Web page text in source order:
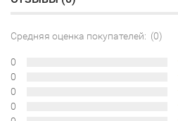
Средняя оценка покупателей: (0)
0
0
0
0